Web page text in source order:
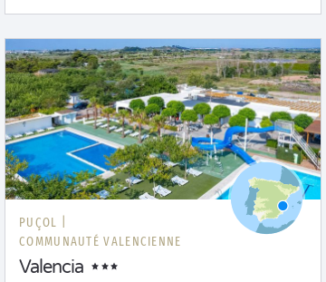
PUÇOL |
COMMUNAUTÉ VALENCIENNE
Valencia